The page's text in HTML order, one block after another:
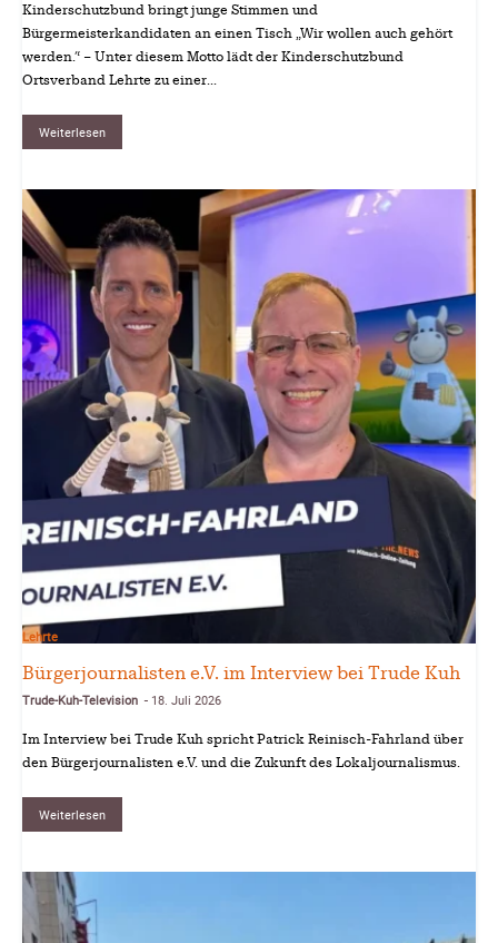
Kinderschutzbund bringt junge Stimmen und
Bürgermeisterkandidaten an einen Tisch „Wir wollen auch gehört
werden.“ – Unter diesem Motto lädt der Kinderschutzbund
Ortsverband Lehrte zu einer...
Weiterlesen
Lehrte
Bürgerjournalisten e.V. im Interview bei Trude Kuh
Trude-Kuh-Television - 18. Juli 2026
Im Interview bei Trude Kuh spricht Patrick Reinisch-Fahrland über
den Bürgerjournalisten e.V. und die Zukunft des Lokaljournalismus.
Weiterlesen